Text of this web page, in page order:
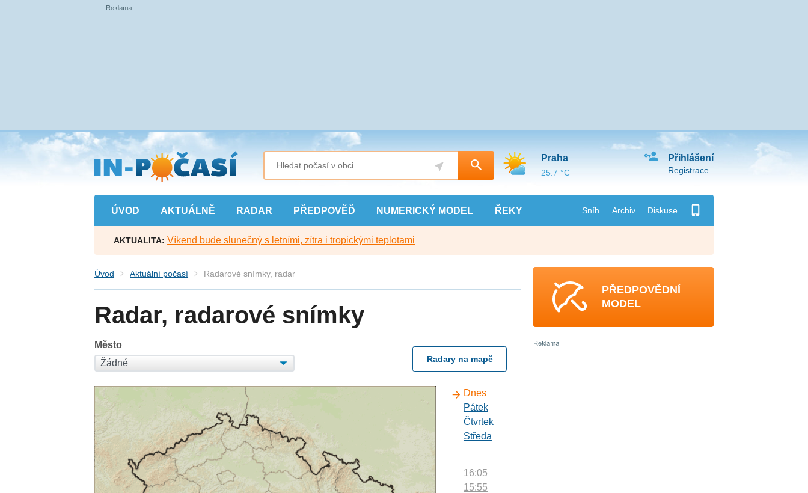
Přejít
na
hlavní
obsah
ÚVOD AKTUÁLNĚ RADAR PŘEDPOVĚĎ NUMERICKÝ MODEL ŘEKY Sníh Archiv Diskuse
Přihlášení
Registrace
Praha
25.7 °C
AKTUALITA: Víkend bude slunečný s letními, zítra i tropickými teplotami
Úvod Aktuální počasí Radarové snímky, radar
Radar, radarové snímky
Město
Radary na mapě
Dnes
Pátek
Čtvrtek
Středa
16:05
15:55
PŘEDPOVĚDNÍ
MODEL